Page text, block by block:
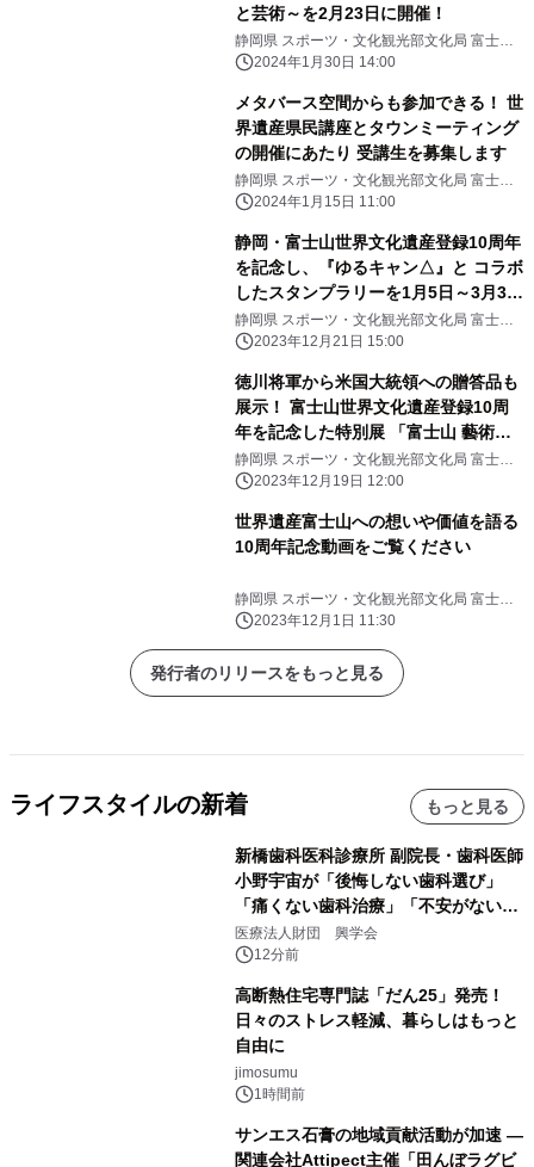
と芸術～を2月23日に開催！
静岡県 スポーツ・文化観光部文化局 富士山
世界遺産課
2024年1月30日 14:00
メタバース空間からも参加できる！ 世
界遺産県民講座とタウンミーティング
の開催にあたり 受講生を募集します
静岡県 スポーツ・文化観光部文化局 富士山
世界遺産課
2024年1月15日 11:00
静岡・富士山世界文化遺産登録10周年
を記念し、『ゆるキャン△』と コラボ
したスタンプラリーを1月5日～3月3日
に実施
静岡県 スポーツ・文化観光部文化局 富士山
世界遺産課
2023年12月21日 15:00
徳川将軍から米国大統領への贈答品も
展示！ 富士山世界文化遺産登録10周
年を記念した特別展 「富士山 藝術の
源泉」を富士山世界遺産センターで 令
和6年1月1日(月・祝)元日から開催し
ます。
静岡県 スポーツ・文化観光部文化局 富士山
世界遺産課
2023年12月19日 12:00
世界遺産富士山への想いや価値を語る
10周年記念動画をご覧ください
静岡県 スポーツ・文化観光部文化局 富士山
世界遺産課
2023年12月1日 11:30
発行者のリリースをもっと見る
ライフスタイルの新着 もっと見る
新橋歯科医科診療所 副院長・歯科医師
小野宇宙が「後悔しない歯科選び」
「痛くない歯科治療」「不安がない治
療計画」をテーマに専門監修
医療法人財団 興学会
12分前
高断熱住宅専門誌「だん25」発売！
日々のストレス軽減、暮らしはもっと
自由に
jimosumu
1時間前
サンエス石膏の地域貢献活動が加速 ―
関連会社Attipect主催「田んぼラグビ